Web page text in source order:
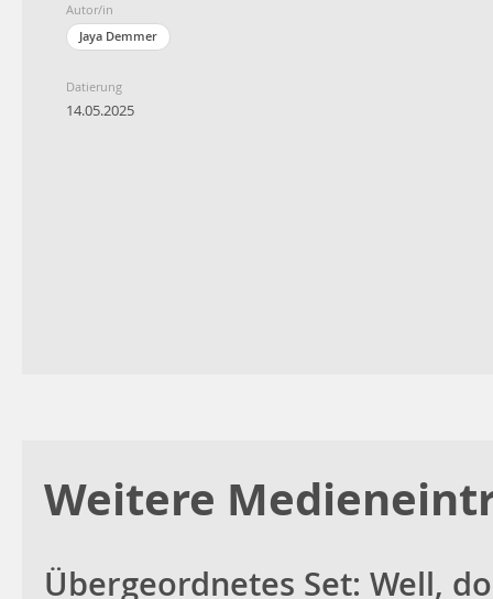
Autor/in
Jaya Demmer
Datierung
14.05.2025
Weitere
Übergeordnetes Set: Well,